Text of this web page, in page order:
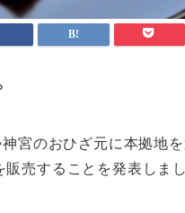
宮のおひざ元に本拠地
売することを発表しまし